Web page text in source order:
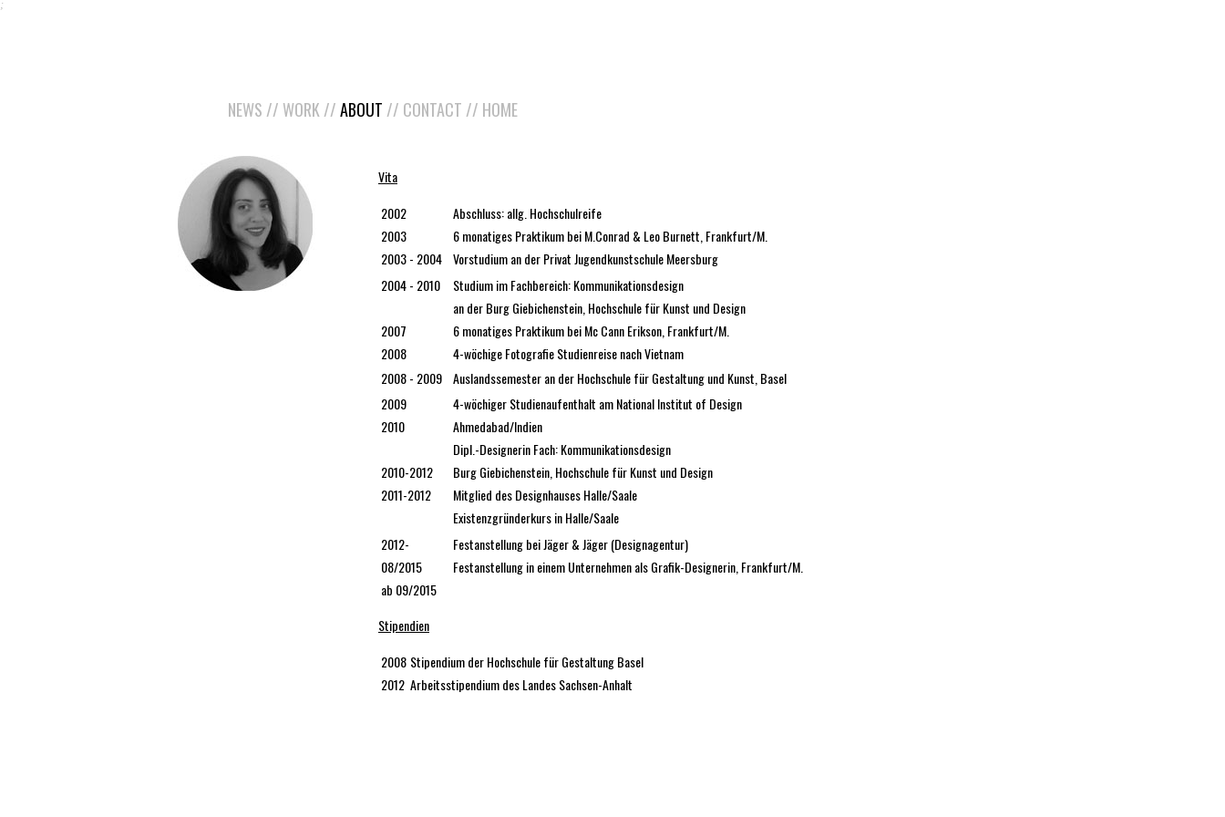
;
NEWS // WORK //ABOUT // CONTACT // HOME
Vita
2002
2003
2003 - 2004
Abschluss: allg. Hochschulreife
6 monatiges Praktikum bei M.Conrad & Leo Burnett, Frankfurt/M.
Vorstudium an der Privat Jugendkunstschule Meersburg
2004 - 2010
2007
2008
Studium im Fachbereich: Kommunikationsdesign
an der Burg Giebichenstein, Hochschule für Kunst und Design
6 monatiges Praktikum bei Mc Cann Erikson, Frankfurt/M.
4-wöchige Fotografie Studienreise nach Vietnam
2008 - 2009 Auslandssemester an der Hochschule für Gestaltung und Kunst, Basel
2009
2010
2010-2012
2011-2012
4-wöchiger Studienaufenthalt am National Institut of Design
Ahmedabad/Indien
Dipl.-Designerin Fach: Kommunikationsdesign
Burg Giebichenstein, Hochschule für Kunst und Design
Mitglied des Designhauses Halle/Saale
Existenzgründerkurs in Halle/Saale
2012-
08/2015
ab 09/2015
Festanstellung bei Jäger & Jäger (Designagentur)
Festanstellung in einem Unternehmen als Grafik-Designerin, Frankfurt/M.
Stipendien
2008
2012
Stipendium der Hochschule für Gestaltung Basel
Arbeitsstipendium des Landes Sachsen-Anhalt